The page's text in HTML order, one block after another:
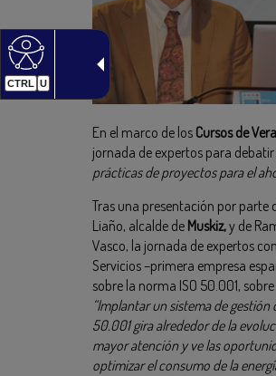
CTRL U
En el marco de los Cursos de
jornada de expertos para debatir
prácticas de proyectos para el
Tras una presentación por parte
Liaño, alcalde de Muskiz,y de
Vasco, la jornada de expertos
Servicios –primera empresa
sobre la norma ISO 50.001,
“Implantar un sistema de
50.001 gira alrededor de la
mayor atención y ve las
optimizar el consumo de la